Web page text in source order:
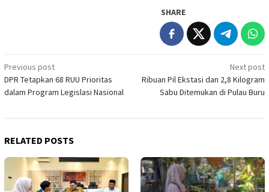
SHARE
Post
navigation
Previous post
DPR Tetapkan 68 RUU Prioritas
dalam Program Legislasi Nasional
Next post
Ribuan Pil Ekstasi dan 2,8 Kilogram
Sabu Ditemukan di Pulau Buru
RELATED POSTS